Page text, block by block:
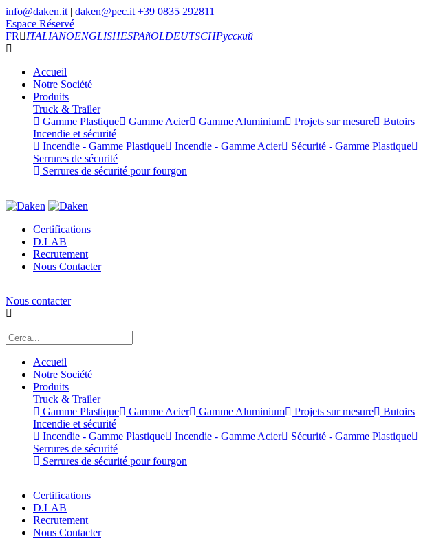
info@daken.it | daken@pec.it +39 0835 292811
Espace Réservé
FR
ITALIANOENGLISHESPAñOLDEUTSCHРусский
Accueil
Notre Société
Produits
Truck & Trailer
Gamme Plastique
Gamme Acier Gamme Aluminium Projets sur mesure
Butoirs
Incendie et sécurité
Incendie - Gamme Plastique
Incendie - Gamme Acier Sécurité - Gamme Plastique
Serrures de sécurité
Serrures de sécurité pour fourgon
Certifications
D.LAB
Recrutement
Nous Contacter
Nous contacter
Accueil
Notre Société
Produits
Truck & Trailer
Gamme Plastique
Gamme Acier Gamme Aluminium Projets sur mesure
Butoirs
Incendie et sécurité
Incendie - Gamme Plastique
Incendie - Gamme Acier Sécurité - Gamme Plastique
Serrures de sécurité
Serrures de sécurité pour fourgon
Certifications
D.LAB
Recrutement
Nous Contacter